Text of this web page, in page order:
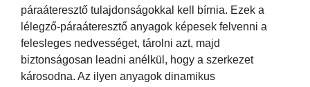
páraáteresztő tulajdonságokkal kell bírnia. Ezek a
lélegző-páraáteresztő anyagok képesek felvenni a
felesleges nedvességet, tárolni azt, majd
biztonságosan leadni anélkül, hogy a szerkezet
károsodna. Az ilyen anyagok dinamikus